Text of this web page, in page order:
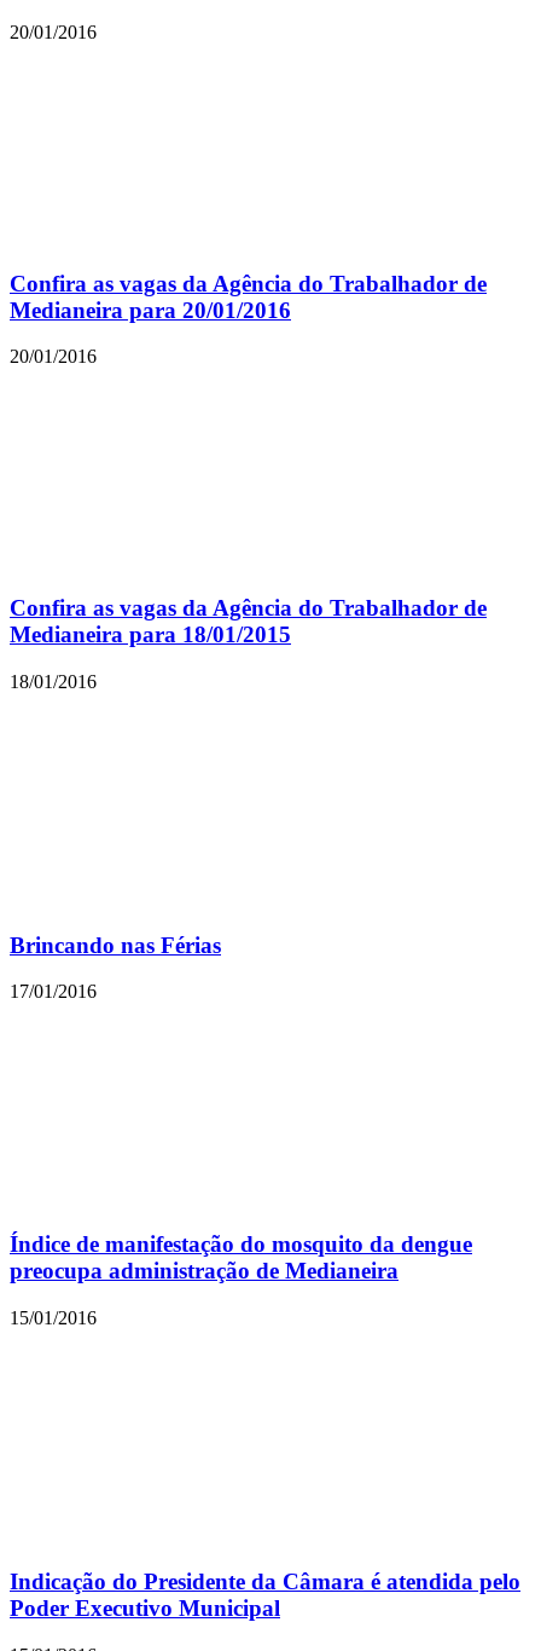
20/01/2016
Confira as vagas da Agência do Trabalhador de
Medianeira para 20/01/2016
20/01/2016
Confira as vagas da Agência do Trabalhador de
Medianeira para 18/01/2015
18/01/2016
Brincando nas Férias
17/01/2016
Índice de manifestação do mosquito da dengue
preocupa administração de Medianeira
15/01/2016
Indicação do Presidente da Câmara é atendida pelo
Poder Executivo Municipal